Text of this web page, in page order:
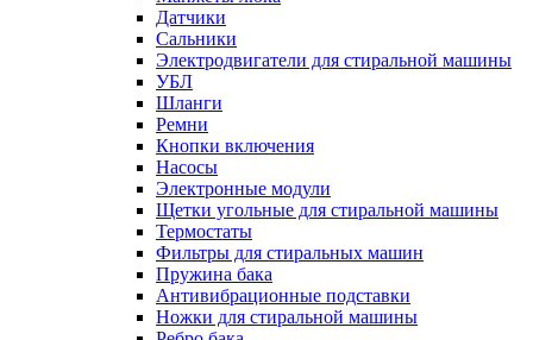
Датчики
Сальники
Электродвигатели для стиральной машины
УБЛ
Шланги
Ремни
Кнопки включения
Насосы
Электронные модули
Щетки угольные для стиральной машины
Термостаты
Фильтры для стиральных машин
Пружина бака
Антивибрационные подставки
Ножки для стиральной машины